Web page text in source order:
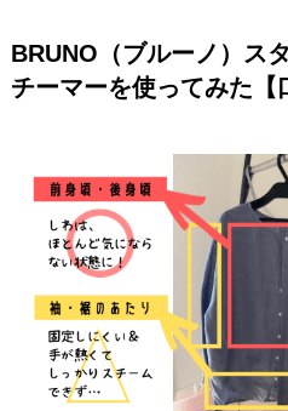
BRUNO（ブルーノ）ス
チーマーを使ってみた【